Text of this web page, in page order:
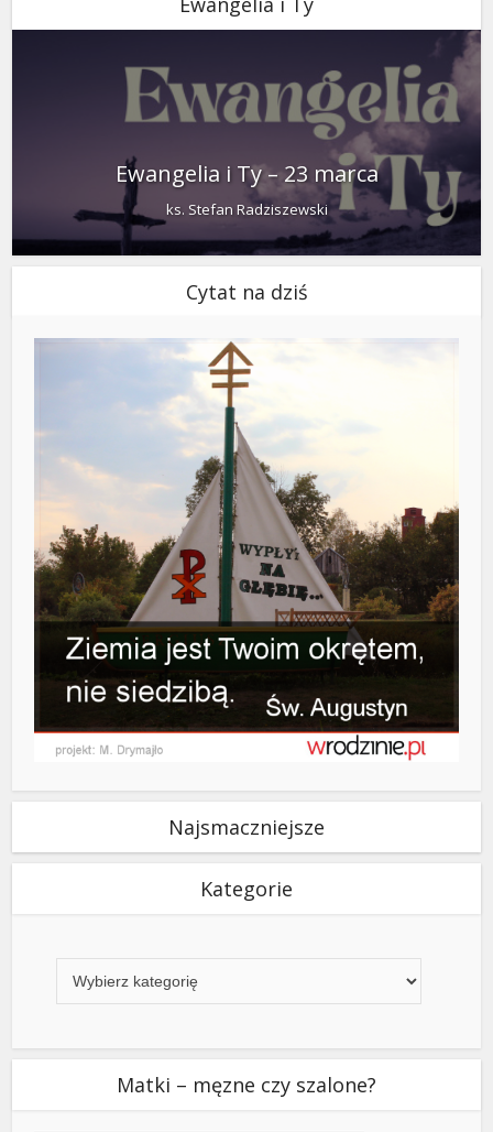
Ewangelia i Ty – 23 marca
ks. Stefan Radziszewski
Cytat na dziś
Najsmaczniejsze
Kategorie
Matki – męzne czy szalone?